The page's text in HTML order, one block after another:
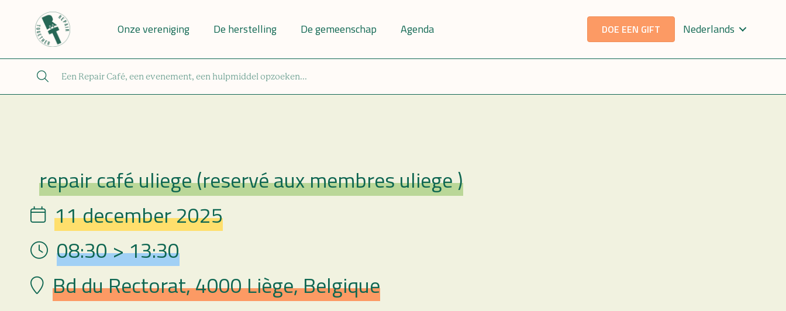
Onze vereniging De herstelling De gemeenschap Agenda DOE EEN GIFT Nederlands
Repair Café
repair café uliege (reservé aux membres uliege )
Date 11 december 2025
Hour 08:30 > 13:30
PlaatsBd du Rectorat, 4000 Liège, Belgique